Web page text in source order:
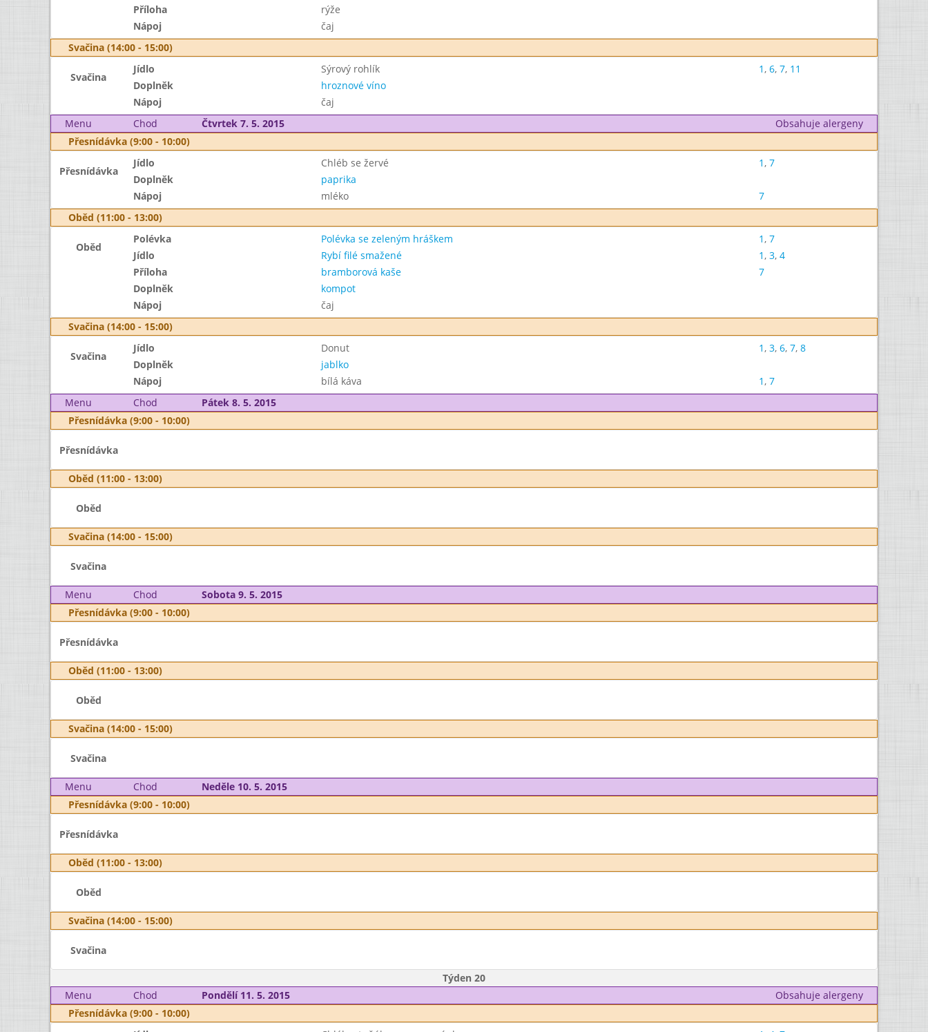
Příloha
rýže
Nápoj
čaj
Svačina (14:00 - 15:00)
Svačina
Jídlo Sýrový rohlík 1, 6, 7, 11
Doplněk
hroznové víno
Nápoj
čaj
Menu
Chod Čtvrtek 7. 5. 2015
Obsahuje alergeny
Přesnídávka (9:00 - 10:00)
Přesnídávka
Jídlo Chléb se žervé 1, 7
Doplněk
paprika
Nápoj
mléko
7
Oběd (11:00 - 13:00)
Oběd
Polévka Polévka se zeleným hráškem 1, 7
Jídlo
Rybí filé smažené 1, 3, 4
Příloha
bramborová kaše
7
Doplněk
kompot
Nápoj
čaj
Svačina (14:00 - 15:00)
Svačina
Jídlo Donut 1, 3, 6, 7, 8
Doplněk
jablko
Nápoj
bílá káva 1, 7
Menu
Chod
Pátek 8. 5. 2015
Přesnídávka (9:00 - 10:00)
Přesnídávka
Oběd (11:00 - 13:00)
Oběd
Svačina (14:00 - 15:00)
Svačina
Menu Chod
Sobota 9. 5. 2015
Přesnídávka (9:00 - 10:00)
Přesnídávka
Oběd (11:00 - 13:00)
Oběd
Svačina (14:00 - 15:00)
Svačina
Menu Chod
Neděle 10. 5. 2015
Přesnídávka (9:00 - 10:00)
Přesnídávka
Oběd (11:00 - 13:00)
Oběd
Svačina (14:00 - 15:00)
Svačina
Týden 20
Menu
Chod Pondělí 11. 5. 2015
Obsahuje alergeny
Přesnídávka (9:00 - 10:00)